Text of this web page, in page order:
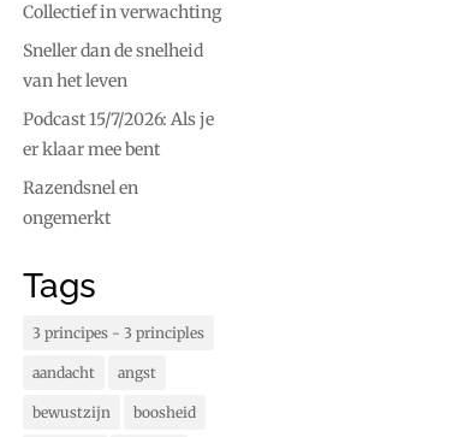
Collectief in verwachting
Sneller dan de snelheid
van het leven
Podcast 15/7/2026: Als je
er klaar mee bent
Razendsnel en
ongemerkt
Tags
3 principes - 3 principles
aandacht angst
bewustzijn boosheid